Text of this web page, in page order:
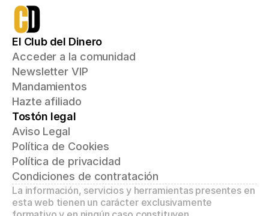
El Club del Dinero
Acceder a la comunidad
Newsletter VIP
Mandamientos
Hazte afiliado
Tostón legal
Aviso Legal
Política de Cookies
Política de privacidad
Condiciones de contratación
La información, servicios y herramientas presentes en
esta web tienen un carácter exclusivamente